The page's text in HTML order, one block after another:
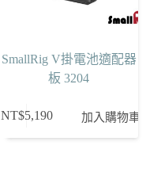
SmallRig V掛電池適配器
板 3204
NT$5,190 加入購物車